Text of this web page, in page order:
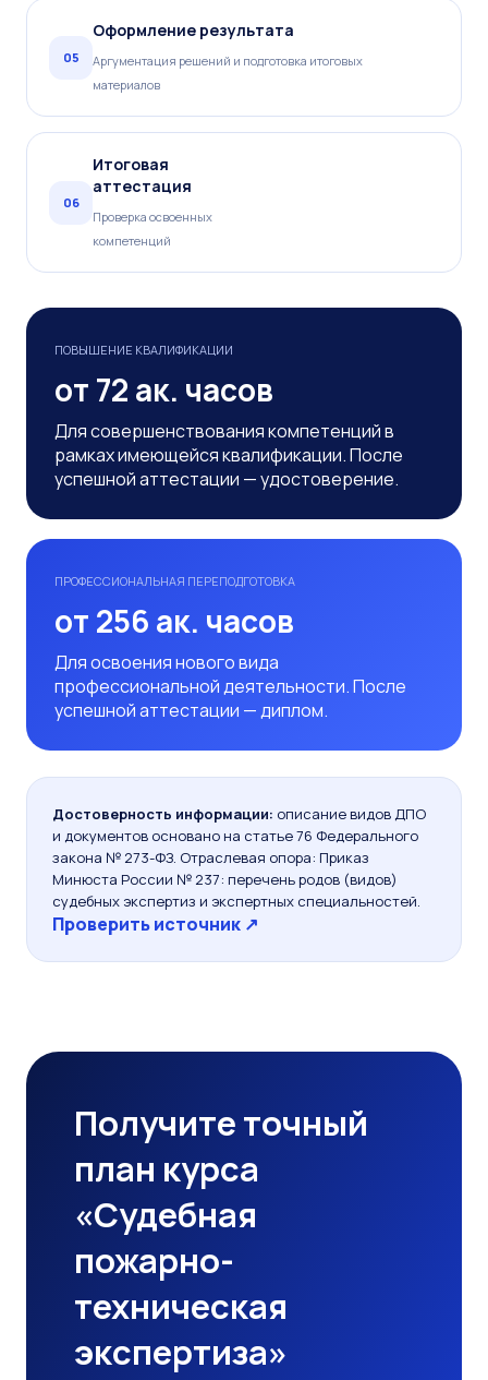
05
Оформление результата
Аргументация решений и подготовка итоговых
материалов
06
Итоговая
аттестация
Проверка освоенных
компетенций
ПОВЫШЕНИЕ КВАЛИФИКАЦИИ
от 72 ак. часов
Для совершенствования компетенций в
рамках имеющейся квалификации. После
успешной аттестации — удостоверение.
ПРОФЕССИОНАЛЬНАЯ ПЕРЕПОДГОТОВКА
от 256 ак. часов
Для освоения нового вида
профессиональной деятельности. После
успешной аттестации — диплом.
Достоверность информации: описание видов ДПО
и документов основано на статье 76 Федерального
закона № 273-ФЗ. Отраслевая опора: Приказ
Минюста России № 237: перечень родов (видов)
судебных экспертиз и экспертных специальностей.
Проверить источник ↗
Получите точный
план курса
«Судебная
пожарно-
техническая
экспертиза»